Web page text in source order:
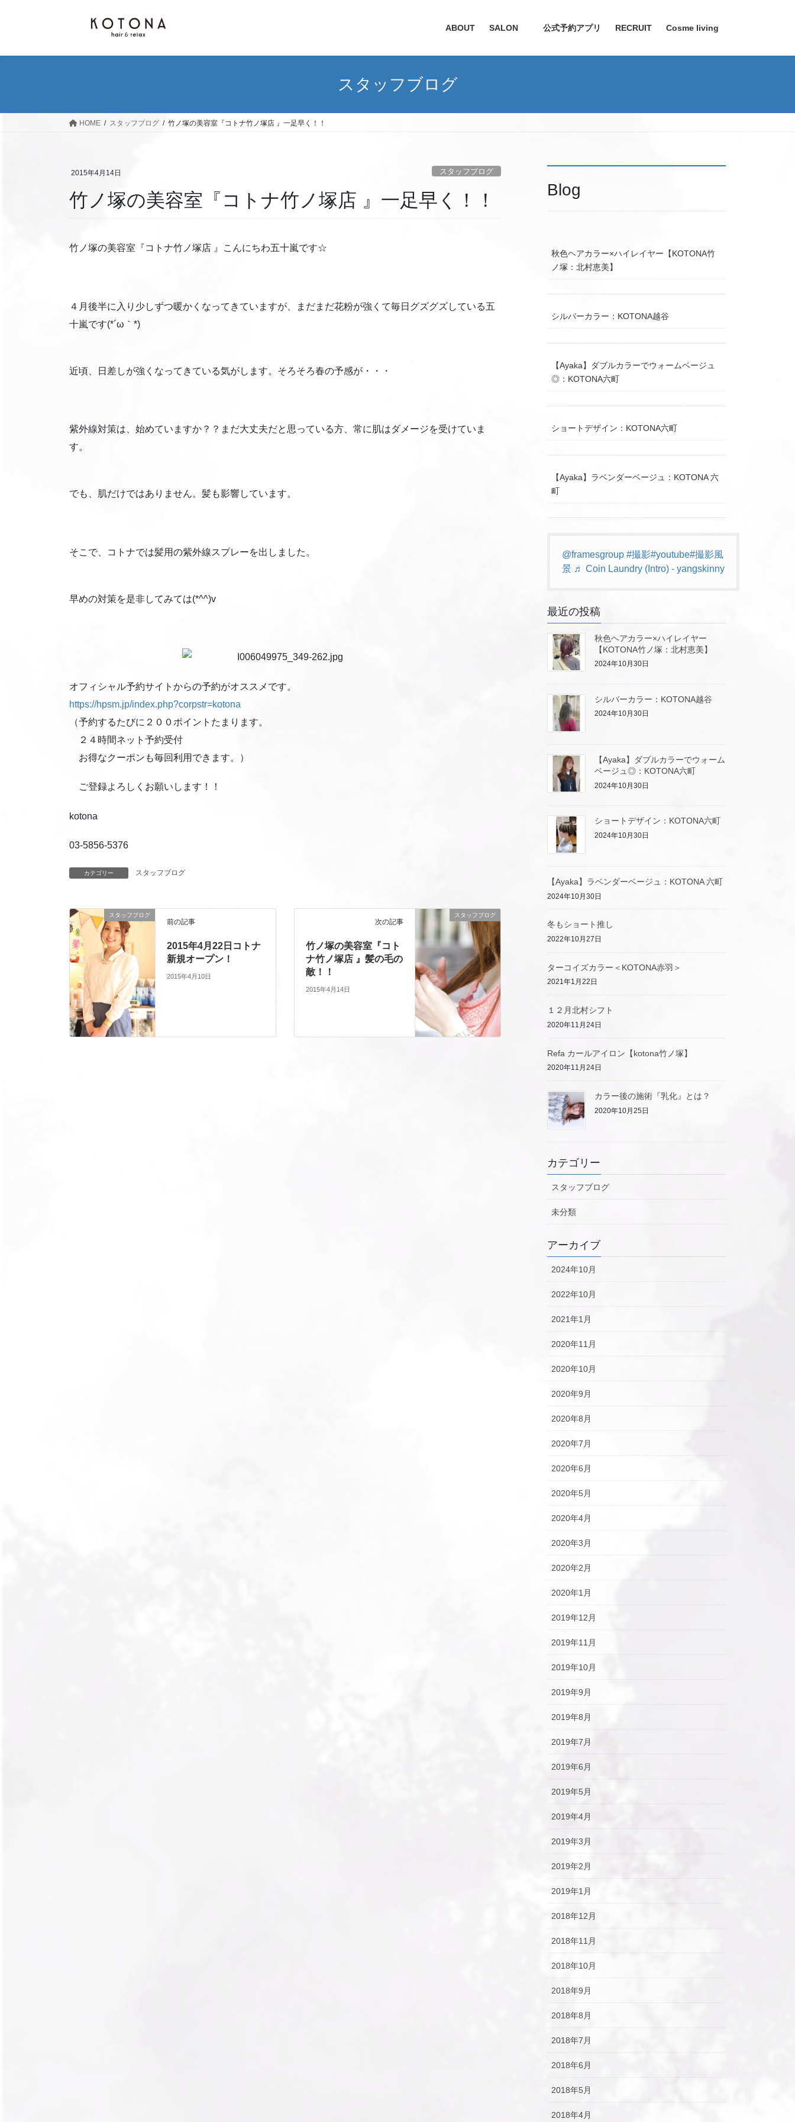
ABOUT SALON 公式予約アプリ RECRUIT Cosme living
スタッフブログ
HOME スタッフブログ 竹ノ塚の美容室『コトナ竹ノ塚店 』一足早く！！
2015年4月14日 スタッフブログ
竹ノ塚の美容室『コトナ竹ノ塚店 』一足早く！！
竹ノ塚の美容室『コトナ竹ノ塚店 』こんにちわ五十嵐です☆
４月後半に入り少しずつ暖かくなってきていますが、まだまだ花粉が強くて毎日グズグズしている五
十嵐です(*´ω｀*)
近頃、日差しが強くなってきている気がします。そろそろ春の予感が・・・
紫外線対策は、始めていますか？？まだ大丈夫だと思っている方、常に肌はダメージを受けていま
す。
でも、肌だけではありません。髪も影響しています。
そこで、コトナでは髪用の紫外線スプレーを出しました。
早めの対策を是非してみては(*^^)v
オフィシャル予約サイトからの予約がオススメです。
https://hpsm.jp/index.php?corpstr=kotona
（予約するたびに２００ポイントたまります。
２４時間ネット予約受付
お得なクーポンも毎回利用できます。）
ご登録よろしくお願いします！！
kotona
03-5856-5376
カテゴリー スタッフブログ
スタッフブログ
前の記事
2015年4月22日コトナ
新規オープン！
2015年4月10日
スタッフブログ
次の記事
竹ノ塚の美容室『コト
ナ竹ノ塚店 』髪の毛の
敵！！
2015年4月14日
Blog
秋色ヘアカラー×ハイレイヤー【KOTONA竹
ノ塚：北村恵美】
シルバーカラー：KOTONA越谷
【Ayaka】ダブルカラーでウォームベージュ
◎：KOTONA六町
ショートデザイン：KOTONA六町
【Ayaka】ラベンダーベージュ：KOTONA 六
町
@framesgroup #撮影#youtube#撮影風
景 ♬ Coin Laundry (Intro) - yangskinny
最近の投稿
秋色ヘアカラー×ハイレイヤー
【KOTONA竹ノ塚：北村恵美】
2024年10月30日
シルバーカラー：KOTONA越谷
2024年10月30日
【Ayaka】ダブルカラーでウォーム
ベージュ◎：KOTONA六町
2024年10月30日
ショートデザイン：KOTONA六町
2024年10月30日
【Ayaka】ラベンダーベージュ：KOTONA 六町
2024年10月30日
冬もショート推し
2022年10月27日
ターコイズカラー＜KOTONA赤羽＞
2021年1月22日
１２月北村シフト
2020年11月24日
Refa カールアイロン【kotona竹ノ塚】
2020年11月24日
カラー後の施術『乳化』とは？
2020年10月25日
カテゴリー
スタッフブログ
未分類
アーカイブ
2024年10月
2022年10月
2021年1月
2020年11月
2020年10月
2020年9月
2020年8月
2020年7月
2020年6月
2020年5月
2020年4月
2020年3月
2020年2月
2020年1月
2019年12月
2019年11月
2019年10月
2019年9月
2019年8月
2019年7月
2019年6月
2019年5月
2019年4月
2019年3月
2019年2月
2019年1月
2018年12月
2018年11月
2018年10月
2018年9月
2018年8月
2018年7月
2018年6月
2018年5月
2018年4月